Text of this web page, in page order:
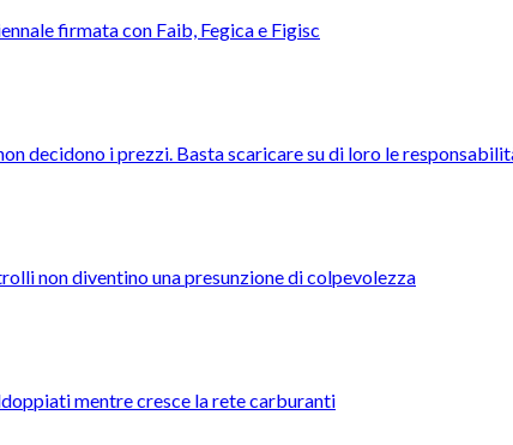
firmata con Faib, Fegica e Figisc
decidono i prezzi. Basta scaricare su di loro le
non diventino una presunzione di colpevolezza
mentre cresce la rete carburanti